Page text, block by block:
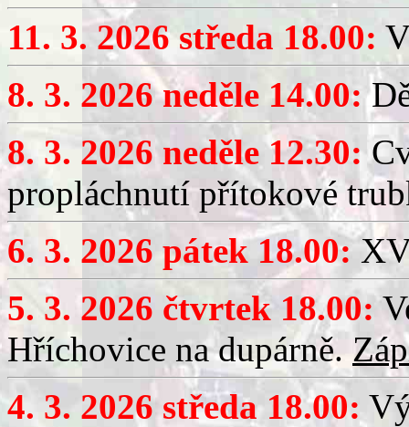
11. 3. 2026 středa 18.00:
8. 3. 2026 neděle 14.00:
8. 3. 2026 neděle 12.30:
propláchnutí přítokové
6. 3. 2026 pátek 18.00:
5. 3. 2026 čtvrtek 18.00:
Hříchovice na dupárně.
4. 3. 2026 středa 18.00: